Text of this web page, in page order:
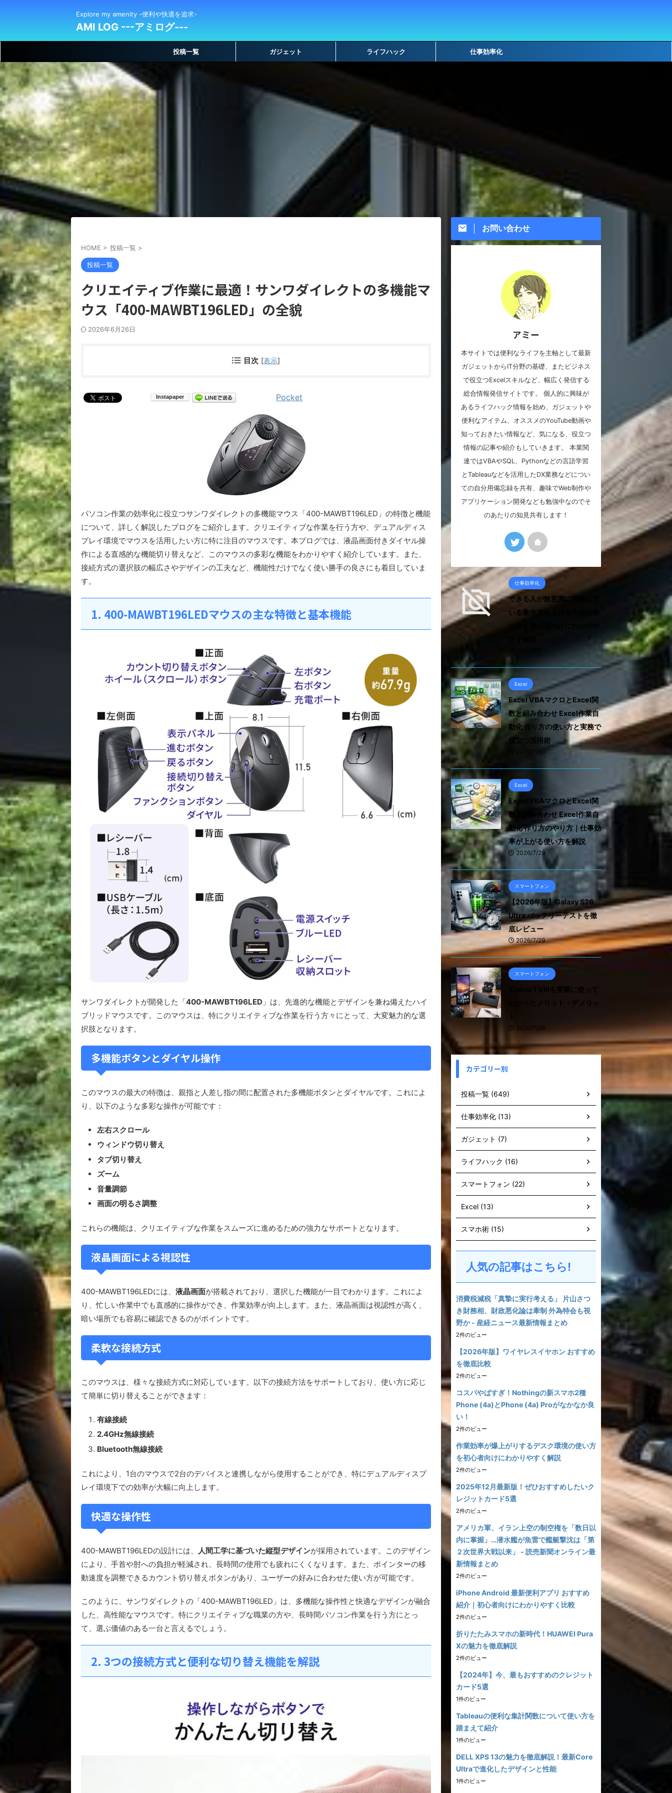
Explore my amenity -便利や快適を追求-
AMI LOG ---アミログ---
投稿一覧 ガジェット ライフハック 仕事効率化
HOME > 投稿一覧 >
投稿一覧
クリエイティブ作業に最適！サンワダイレクトの多機能マ
ウス「400-MAWBT196LED」の全貌
2026年6月26日
目次 [表示]
Pocket
パソコン作業の効率化に役立つサンワダイレクトの多機能マウス「400-MAWBT196LED」の特徴と機能
について、詳しく解説したブログをご紹介します。クリエイティブな作業を行う方や、デュアルディス
プレイ環境でマウスを活用したい方に特に注目のマウスです。本ブログでは、液晶画面付きダイヤル操
作による直感的な機能切り替えなど、このマウスの多彩な機能をわかりやすく紹介しています。また、
接続方式の選択肢の幅広さやデザインの工夫など、機能性だけでなく使い勝手の良さにも着目していま
す。
1. 400-MAWBT196LEDマウスの主な特徴と基本機能
サンワダイレクトが開発した「400-MAWBT196LED 」は、先進的な機能とデザインを兼ね備えたハイ
ブリッドマウスです。このマウスは、特にクリエイティブな作業を行う方々にとって、大変魅力的な選
択肢となります。
多機能ボタンとダイヤル操作
このマウスの最大の特徴は、親指と人差し指の間に配置された多機能ボタンとダイヤルです。これによ
り、以下のような多彩な操作が可能です：
左右スクロール
ウィンドウ切り替え
タブ切り替え
ズーム
音量調節
画面の明るさ調整
これらの機能は、クリエイティブな作業をスムーズに進めるための強力なサポートとなります。
液晶画面による視認性
400-MAWBT196LEDには、 液晶画面が搭載されており、選択した機能が一目でわかります。これによ
り、忙しい作業中でも直感的に操作ができ、作業効率が向上します。また、液晶画面は視認性が高く、
暗い場所でも容易に確認できるのがポイントです。
柔軟な接続方式
このマウスは、様々な接続方式に対応しています。以下の接続方法をサポートしており、使い方に応じ
て簡単に切り替えることができます：
有線接続
2.4GHz無線接続
Bluetooth無線接続
これにより、1台のマウスで2台のデバイスと連携しながら使用することができ、特にデュアルディスプ
レイ環境下での効率が大幅に向上します。
快適な操作性
400-MAWBT196LEDの設計には、 人間工学に基づいた縦型デザインが採用されています。このデザイン
により、手首や肘への負担が軽減され、長時間の使用でも疲れにくくなります。また、ポインターの移
動速度を調整できるカウント切り替えボタンがあり、ユーザーの好みに合わせた使い方が可能です。
このように、サンワダイレクトの「400-MAWBT196LED」は、多機能な操作性と快適なデザインが融合
した、高性能なマウスです。特にクリエイティブな職業の方や、長時間パソコン作業を行う方にとっ
て、選ぶ価値のある一台と言えるでしょう。
2. 3つの接続方式と便利な切り替え機能を解説
お問い合わせ
アミー
本サイトでは便利なライフを主軸として最新
ガジェットからIT分野の基礎、またビジネス
で役立つExcelスキルなど、幅広く発信する
総合情報発信サイトです。 個人的に興味が
あるライフハック情報を始め、ガジェットや
便利なアイテム、オススメのYouTube動画や
知っておきたい情報など、気になる、役立つ
情報の記事や紹介もしていきます。 本業関
連ではVBAやSQL、Pythonなどの言語学習
とTableauなどを活用したDX業務などについ
ての自分用備忘録を共有、趣味でWeb制作や
アプリケーション開発なども勉強中なのでそ
のあたりの知見共有します！
仕事効率化
できる人が無意識に実践して
いる集中力を上げる方法の使
い方を初心者向けにわかりや
Excel
Excel VBAマクロとExcel関
数と組み合わせ Excel作業自
動化 作り方の使い方と実務で
役立つ活用術
2026/7/30
Excel
Excel VBAマクロとExcel関
数と組み合わせ Excel作業自
動化 作り方のやり方｜仕事効
率が上がる使い方を解説
2026/7/29
スマートフォン
【2026年版】Galaxy S26
Ultra バッテリーテストを徹
底レビュー
2026/7/29
スマートフォン
Xperia 1 VIIIを実際に使って
わかったメリット・デメリッ
2026/7/28
カテゴリー別
投稿一覧 (649)
仕事効率化 (13)
ガジェット (7)
ライフハック (16)
スマートフォン (22)
Excel (13)
スマホ術 (15)
人気の記事はこちら!
消費税減税「真摯に実行考える」 片山さつ
き財務相、財政悪化論は牽制 外為特会も視
野か - 産経ニュース最新情報まとめ
2件のビュー
【2026年版】ワイヤレスイヤホン おすすめ
を徹底比較
2件のビュー
コスパやばすぎ！Nothingの新スマホ2種
Phone (4a)とPhone (4a) Proがなかなか良
い！
2件のビュー
作業効率が爆上がりするデスク環境の使い方
を初心者向けにわかりやすく解説
2件のビュー
2025年12月最新版！ぜひおすすめしたいク
レジットカード5選
2件のビュー
アメリカ軍、イラン上空の制空権を「数日以
内に掌握」…潜水艦が魚雷で艦艇撃沈は「第
２次世界大戦以来」 - 読売新聞オンライン最
新情報まとめ
2件のビュー
iPhone Android 最新便利アプリ おすすめ
紹介｜初心者向けにわかりやすく比較
2件のビュー
折りたたみスマホの新時代！HUAWEI Pura
Xの魅力を徹底解説
2件のビュー
【2024年】今、最もおすすめのクレジット
カード5選
1件のビュー
Tableauの便利な集計関数について使い方を
踏まえて紹介
1件のビュー
DELL XPS 13の魅力を徹底解説！最新Core
Ultraで進化したデザインと性能
1件のビュー